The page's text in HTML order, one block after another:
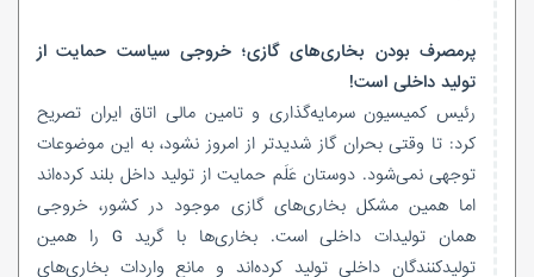
پرمصرف بودن بخاری‌های گازی؛ خروجی سیاست حمایت از
تولید داخلی است!
رئیس کمیسیون سرمایه‌گذاری و تامین مالی اتاق ایران تصریح
کرد: تا وقتی بحران گاز شدیدتر از امروز نشود، به این موضوعات
توجهی نمی‌شود. دوستان عَلَم حمایت از تولید داخل بلند کرده‌اند
اما همین مشکل بخاری‌های گازی موجود در کشور، خروجی
همان تولیدات داخلی است. بخاری‌ها با گرید G را همین
تولیدکنندگان داخلی تولید کرده‌اند و مانع واردات بخاری‌های